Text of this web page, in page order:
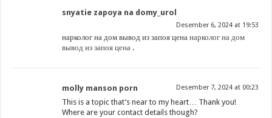
snyatie zapoya na domy_urol
Desember 6, 2024 at 19:53
нарколог на дом вывод из запоя ценанарколог на дом
вывод из запоя цена .
molly manson porn Desember 7, 2024 at 00:23
This is a topic that’s near to my heart… Thank you!
Where are your contact details though?